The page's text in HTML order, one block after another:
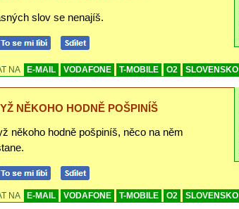
slov se nenajíš.
NA E-MAIL VODAFONE T-MOBILE O2 SLOVENSKO
NĚKOHO HODNĚ POŠPINÍŠ
někoho hodně pošpiníš, něco na něm
NA E-MAIL VODAFONE T-MOBILE O2 SLOVENSKO